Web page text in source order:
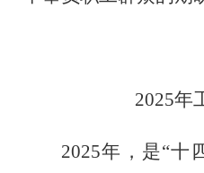
2025年
2025年，是“十